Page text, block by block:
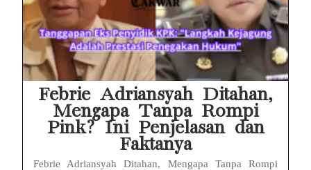
Febrie Adriansyah Ditahan,
Mengapa Tanpa Rompi
Pink? Ini Penjelasan dan
Faktanya
Febrie Adriansyah Ditahan, Mengapa Tanpa Rompi